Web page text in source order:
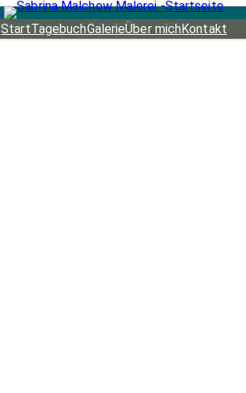
StartTagebuchGalerieÜber michKontakt